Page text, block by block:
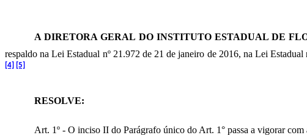
A DIRETORA GERAL DO INSTITUTO ESTADUAL DE
respaldo na Lei Estadual nº 21.972 de 21 de janeiro de 2016, na Lei
[4] [5]
RESOLVE:
Art. 1º - O inciso II do Parágrafo único do Art. 1° passa a vigorar com